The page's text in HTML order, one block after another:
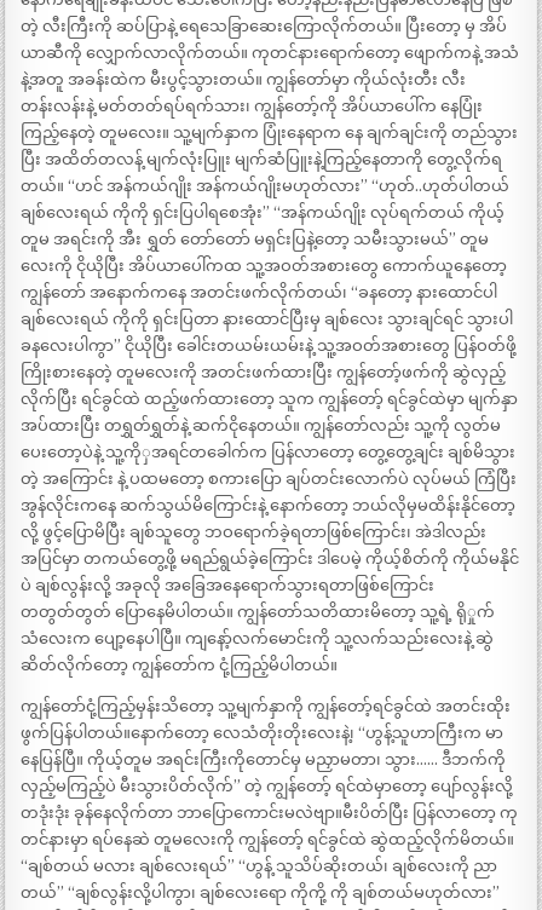
တဲ့ လီးကြီးကို ဆပ်ပြာနဲ့ ရေသေခြာဆေးကြောလိုက်တယ်။ ပြီးတော့ မှ အိပ်
ယာဆီကို လျှောက်လာလိုက်တယ်။ ကုတင်နားရောက်တော့ ဖျောက်ကနဲ့ အသံ
နဲ့အတူ အခန်းထဲက မီးပွင့်သွားတယ်။ ကျွန်တော်မှာ ကိုယ်လုံးတီး လီး
တန်းလန်းနဲ့ မတ်တတ်ရပ်ရက်သား၊ ကျွန်တော့်ကို အိပ်ယာပေါ်က နေပြုံး
ကြည့်နေတဲ့ တူမလေး။ သူ့မျက်နှာက ပြုံးနေရာက နေ ချက်ချင်းကို တည်သွား
ပြီး အထိတ်တလန့် မျက်လုံးပြူး မျက်ဆံပြူးနဲ့ကြည့်နေတာကို တွေ့လိုက်ရ
တယ်။ “ဟင် အန်ကယ်ဂျိုး အန်ကယ်ဂျိုးမဟုတ်လား” “ဟုတ်..ဟုတ်ပါတယ်
ချစ်လေးရယ် ကိုကို ရှင်းပြပါရစေအုံး” “အန်ကယ်ဂျိုး လုပ်ရက်တယ် ကိုယ့်
တူမ အရင်းကို အီး ရွှတ် တော်တော် မရှင်းပြနဲ့တော့ သမီးသွားမယ်” တူမ
လေးကို ငိုယိုပြီး အိပ်ယာပေါ်ကထ သူ့အဝတ်အစားတွေ ကောက်ယူနေတော့
ကျွန်တော် အနောက်ကနေ အတင်းဖက်လိုက်တယ်၊ “ခနတော့ နားထောင်ပါ
ချစ်လေးရယ် ကိုကို ရှင်းပြတာ နားထောင်ပြီးမှ ချစ်လေး သွားချင်ရင် သွားပါ
ခနလေးပါကွာ” ငိုယိုပြီး ခေါင်းတယမ်းယမ်းနဲ့ သူ့အဝတ်အစားတွေ ပြန်ဝတ်ဖို့
ကြိုးစားနေတဲ့ တူမလေးကို အတင်းဖက်ထားပြီး ကျွန်တော့်ဖက်ကို ဆွဲလှည့်
လိုက်ပြီး ရင်ခွင်ထဲ ထည့်ဖက်ထားတော့ သူက ကျွန်တော့် ရင်ခွင်ထဲမှာ မျက်နှာ
အပ်ထားပြီး တရွှတ်ရွှတ်နဲ့ ဆက်ငိုနေတယ်။ ကျွန်တော်လည်း သူ့ကို လွတ်မ
ပေးတော့ပဲနဲ့ သူ့ကိုှအရင်တခေါက်က ပြန်လာတော့ တွေ့တွေ့ချင်း ချစ်မိသွား
တဲ့ အကြောင်း နဲ့ ပထမတော့ စကားပြော ချပ်တင်းလောက်ပဲ လုပ်မယ် ကြံပြီး
အွန်လိုင်းကနေ ဆက်သွယ်မိကြောင်းနဲ့ နောက်တော့ ဘယ်လိုမှမထိန်းနိုင်တော့
လို့ ဖွင့်ပြောမိပြီး ချစ်သူတွေ ဘဝရောက်ခဲ့ရတာဖြစ်ကြောင်း၊ အဲဒါလည်း
အပြင်မှာ တကယ်တွေ့ဖို့ မရည်ရွယ်ခဲ့ကြောင်း ဒါပေမဲ့ ကိုယ့်စိတ်ကို ကိုယ်မနိုင်
ပဲ ချစ်လွန်းလို့ အခုလို အခြေအနေရောက်သွားရတာဖြစ်ကြောင်း
တတွတ်တွတ် ပြောနေမိပါတယ်။ ကျွန်တော်သတိထားမိတော့ သူ့ရဲ့ ရိုှုက်
သံလေးက ပျော့နေပါပြီ။ ကျနော့်လက်မောင်းကို သူ့လက်သည်းလေးနဲ့ ဆွဲ
ဆိတ်လိုက်တော့ ကျွန်တော်က ငုံ့ကြည့်မိပါတယ်။
ကျွန်တော်ငုံ့ကြည့်မှန်းသိတော့ သူ့မျက်နှာကို ကျွန်တော့်ရင်ခွင်ထဲ အတင်းထိုး
ဖွက်ပြန်ပါတယ်။နောက်တော့ လေသံတိုးတိုးလေးနဲ့၊ “ဟွန့်သူဟာကြီးက မာ
နေပြန်ပြီ။ ကိုယ့်တူမ အရင်းကြီးကိုတောင်မှ မညှာမတာ၊ သွား…… ဒီဘက်ကို
လှည့်မကြည့်ပဲ မီးသွားပိတ်လိုက်” တဲ့ ကျွန်တော့် ရင်ထဲမှာတော့ ပျော်လွန်းလို့
တဒုံးဒုံး ခုန်နေလိုက်တာ ဘာပြောကောင်းမလဲဗျာ။မီးပိတ်ပြီး ပြန်လာတော့ ကု
တင်နားမှာ ရပ်နေဆဲ တူမလေးကို ကျွန်တော့် ရင်ခွင်ထဲ ဆွဲထည့်လိုက်မိတယ်။
“ချစ်တယ် မလား ချစ်လေးရယ်” “ဟွန့် သူသိပ်ဆိုးတယ်၊ ချစ်လေးကို ညာ
တယ်” “ချစ်လွန်းလို့ပါကွာ၊ ချစ်လေးရော ကိုကို့ ကို ချစ်တယ်မဟုတ်လား”